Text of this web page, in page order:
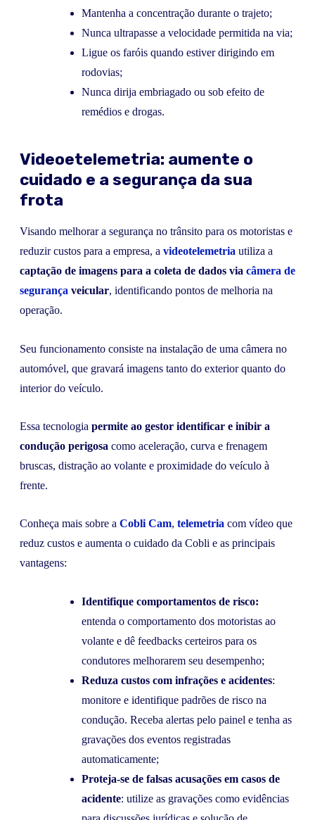
Mantenha a concentração durante o trajeto;
Nunca ultrapasse a velocidade permitida na via;
Ligue os faróis quando estiver dirigindo em
rodovias;
Nunca dirija embriagado ou sob efeito de
remédios e drogas.
Videoetelemetria: aumente o
cuidado e a segurança da sua
frota
Visando melhorar a segurança no trânsito para os motoristas e
reduzir custos para a empresa, a videotelemetria utiliza a
captação de imagens para a coleta de dados via câmera de
segurança veicular, identificando pontos de melhoria na
operação.
Seu funcionamento consiste na instalação de uma câmera no
automóvel, que gravará imagens tanto do exterior quanto do
interior do veículo.
Essa tecnologia permite ao gestor identificar e inibir a
condução perigosa como aceleração, curva e frenagem
bruscas, distração ao volante e proximidade do veículo à
frente.
Conheça mais sobre a Cobli Cam, telemetria com vídeo que
reduz custos e aumenta o cuidado da Cobli e as principais
vantagens:
Identifique comportamentos de risco:
entenda o comportamento dos motoristas ao
volante e dê feedbacks certeiros para os
condutores melhorarem seu desempenho;
Reduza custos com infrações e acidentes:
monitore e identifique padrões de risco na
condução. Receba alertas pelo painel e tenha as
gravações dos eventos registradas
automaticamente;
Proteja-se de falsas acusações em casos de
acidente: utilize as gravações como evidências